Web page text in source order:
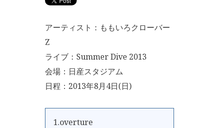
アーティスト：ももいろクローバー
Z
ライブ：Summer Dive 2013
会場：日産スタジアム
日程：2013年8月4日(日)
1.overture